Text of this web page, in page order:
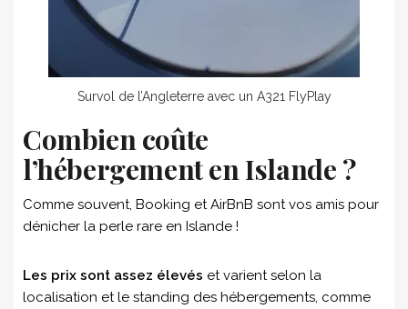
Survol de l’Angleterre avec un A321 FlyPlay
Combien coûte
l’hébergement en Islande ?
Comme souvent, Booking et AirBnB sont vos amis pour
dénicher la perle rare en Islande !
Les prix sont assez élevés et varient selon la
localisation et le standing des hébergements, comme